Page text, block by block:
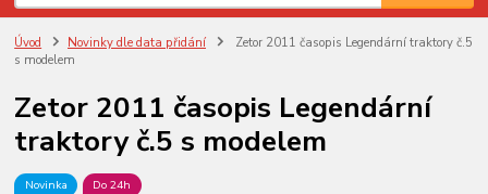
Úvod Novinky dle data přidání
Zetor 2011 časopis Legendární traktory č.5
s modelem
Zetor 2011 časopis Legendární
traktory č.5 s modelem
Novinka Do 24h